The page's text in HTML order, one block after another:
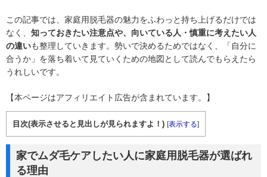
この記事では、家庭用脱毛器の魅力をふわっと持ち上げるだけでは
なく、 知っておきたい注意点や、向いている人・慎重に考えたい人
の違いも整理していきます。勢いで決めるためではなく、「自分に
合うか」を落ち着いて見ていくための地図として読んでもらえたら
うれしいです。
【本ページはアフィリエイト広告が含まれています。】
目次(表示させると見出しが見られますよ！) [表示する]
家でムダ毛ケアしたい人に家庭用脱毛器が選ばれ
る理由